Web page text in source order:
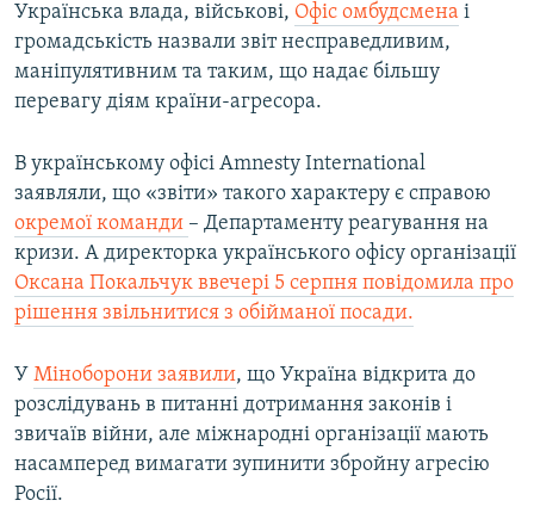
Українська влада, військові, Офіс омбудсмена і
громадськість назвали звіт несправедливим,
маніпулятивним та таким, що надає більшу
перевагу діям країни-агресора.
В українському офісі Amnesty International
заявляли, що «звіти» такого характеру є справою
окремої команди – Департаменту реагування на
кризи. А директорка українського офісу організації
Оксана Покальчук ввечері 5 серпня повідомила про
рішення звільнитися з обійманої посади.
У Міноборони заявили, що Україна відкрита до
розслідувань в питанні дотримання законів і
звичаїв війни, але міжнародні організації мають
насамперед вимагати зупинити збройну агресію
Росії.